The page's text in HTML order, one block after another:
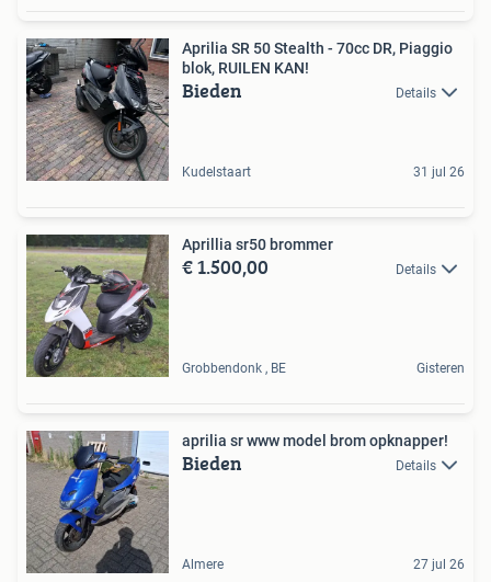
Aprilia SR 50 Stealth - 70cc DR, Piaggio
blok, RUILEN KAN!
Bieden Details
Kudelstaart 31 jul 26
Aprillia sr50 brommer
€ 1.500,00 Details
Grobbendonk , BE Gisteren
aprilia sr www model brom opknapper!
Bieden Details
Almere 27 jul 26